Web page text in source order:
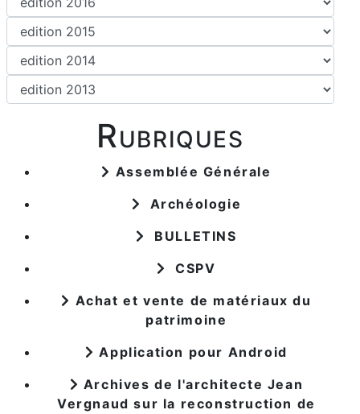
Rubriques
Assemblée Générale
Archéologie
BULLETINS
CSPV
Achat et vente de matériaux du
patrimoine
Application pour Android
Archives de l'architecte Jean
Vergnaud sur la reconstruction de